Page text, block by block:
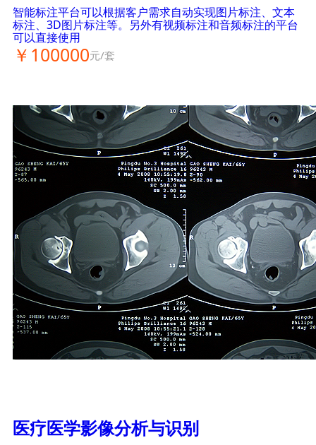
智能标注平台可以根据客户需求自动实现图片标注、文本
标注、3D图片标注等。另外有视频标注和音频标注的平台
可以直接使用
￥100000元/套
医疗医学影像分析与识别